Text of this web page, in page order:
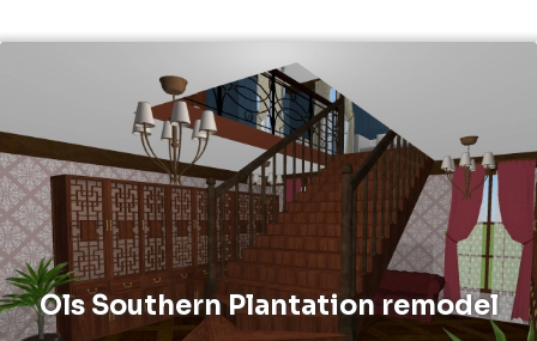
Ols Southern Plantation remodel